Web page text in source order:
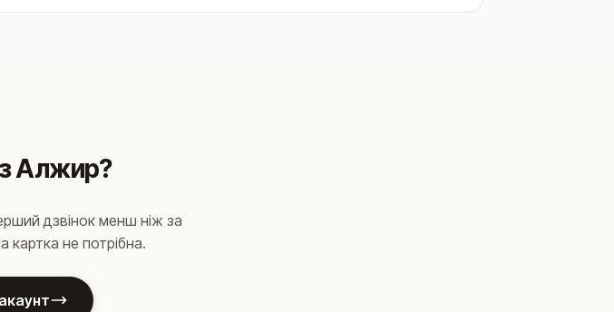
з Алжир?
дзвінок менш ніж за
картка не потрібна.